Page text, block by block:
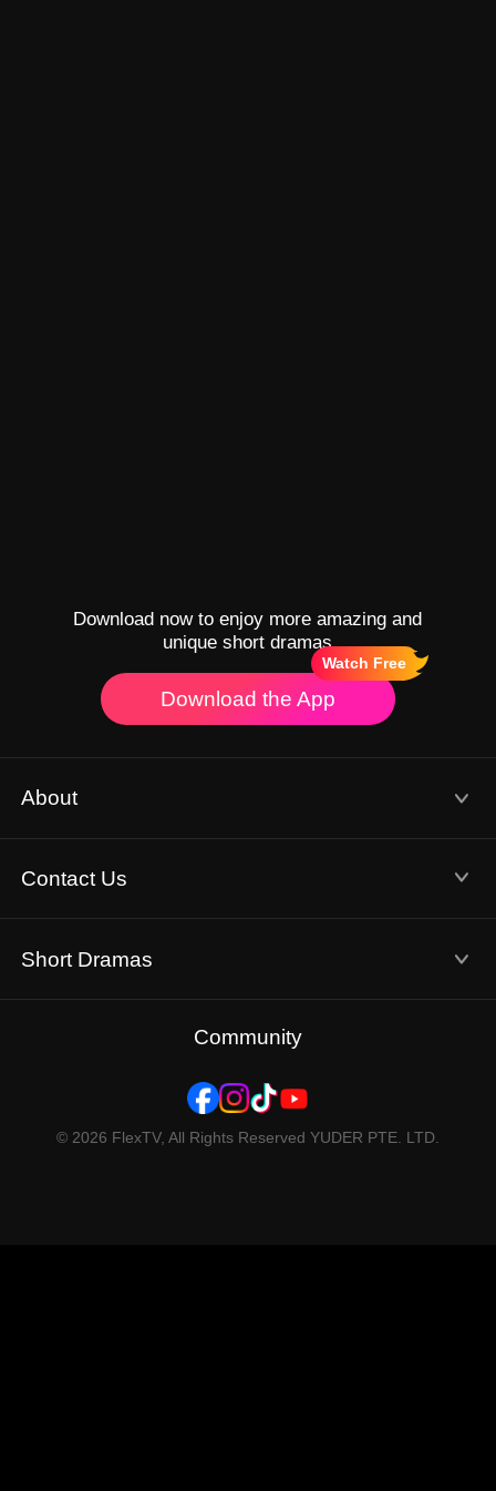
Download now to enjoy more amazing and
unique short dramas
Download the App
Watch Free
About
Terms of Use
About Us
Contact Us
Short Dramas
Hot Series
Community
© 2026 FlexTV, All Rights Reserved YUDER PTE. LTD.